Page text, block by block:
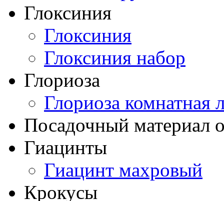
Глоксиния
Глоксиния
Глоксиния набор
Глориоза
Глориоза комнатная
Посадочный материал
Гиацинты
Гиацинт махровый
Крокусы